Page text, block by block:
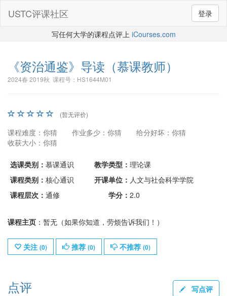
登录
USTC评课社区
写任何大学的课程点评上 iCourses.com
《资治通鉴》导读 （慕课教师）
2024春 2019秋 课程号：HS1644M01
(暂无评价)
课程难度：你猜 作业多少：你猜
给分好坏：你猜
收获大小：你猜
选课类别： 慕课通识 教学类型： 理论课
课程类别： 核心通识 开课单位： 人文与社会科学学院
课程层次： 通修 学分： 2.0
课程主页 ：暂无（如果你知道，劳烦告诉我们！）
关注 (0) 推荐 (0) 不推荐 (0)
点评 写点评